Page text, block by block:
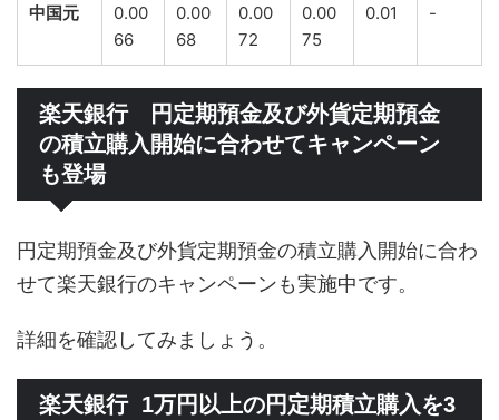
中国元
0.00
66
0.00
68
0.00
72
0.00
75
0.01 -
楽天銀行 円定期預金及び外貨定期預金
の積立購入開始に合わせてキャンペーン
も登場
円定期預金及び外貨定期預金の積立購入開始に合わ
せて楽天銀行のキャンペーンも実施中です。
詳細を確認してみましょう。
楽天銀行 1万円以上の円定期積立購入を3